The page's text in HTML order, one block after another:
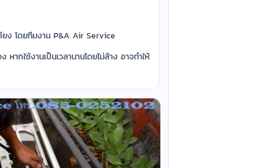
ยง โดยทีมงาน P&A Air Service
กใช้งานเป็นเวลานานโดยไม่ล้าง อาจทำให้